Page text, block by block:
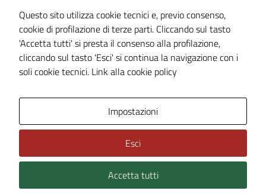
Cookie Policy
Note legali
Dichiarazione di accessibilità
Piano di miglioramento del sito
Technical Design s.r.l.
Questo sito utilizza cookie tecnici e, previo consenso,
cookie di profilazione di terze parti. Cliccando sul tasto
'Accetta tutti' si presta il consenso alla profilazione,
cliccando sul tasto 'Esci' si continua la navigazione con i
soli cookie tecnici. Link alla cookie policy
Impostazioni
Esci
Accetta tutti